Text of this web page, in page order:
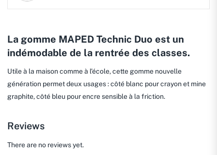
La gomme MAPED Technic Duo est un
indémodable de la rentrée des classes.
Utile à la maison comme à l’école, cette gomme nouvelle
génération permet deux usages : côté blanc pour crayon et mine
graphite, côté bleu pour encre sensible à la friction.
Reviews
There are no reviews yet.